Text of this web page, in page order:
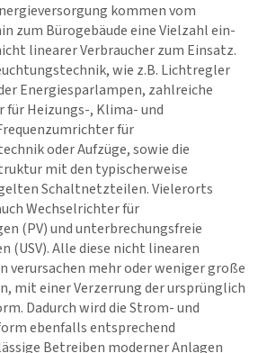
kommen vom
zum Bürogebäude eine Vielzahl ein-
linearer Verbraucher zum Einsatz.
wie z.B. Lichtregler
Energiesparlampen, zahlreiche
für Heizungs-, Klima- und
für
oder Aufzüge, sowie die
mit den typischerweise
Schaltnetzteilen. Vielerorts
Wechselrichter für
(PV) und unterbrechungsfreie
(USV). Alle diese nicht linearen
verursachen mehr oder weniger große
mit einer Verzerrung der ursprünglich
Dadurch wird die Strom- und
ebenfalls entsprechend
Betreiben moderner Anlagen